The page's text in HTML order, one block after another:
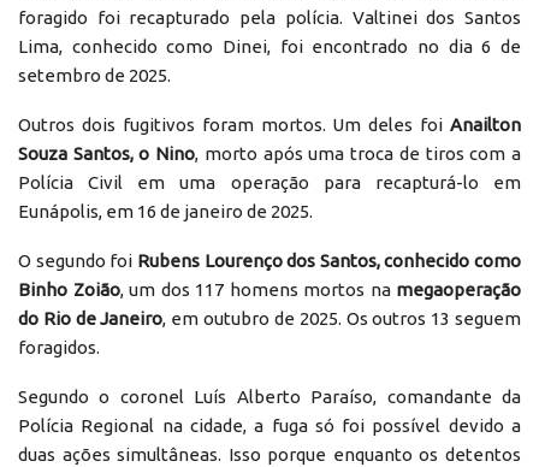
foragido foi recapturado pela polícia. Valtinei dos Santos
Lima, conhecido como Dinei, foi encontrado no dia 6 de
setembro de 2025.
Outros dois fugitivos foram mortos. Um deles foi Anailton
Souza Santos, o Nino, morto após uma troca de tiros com a
Polícia Civil em uma operação para recapturá-lo em
Eunápolis, em 16 de janeiro de 2025.
O segundo foi Rubens Lourenço dos Santos, conhecido como
Binho Zoião, um dos 117 homens mortos namegaoperação
do Rio de Janeiro, em outubro de 2025. Os outros 13 seguem
foragidos.
Segundo o coronel Luís Alberto Paraíso, comandante da
Polícia Regional na cidade, a fuga só foi possível devido a
duas ações simultâneas. Isso porque enquanto os detentos